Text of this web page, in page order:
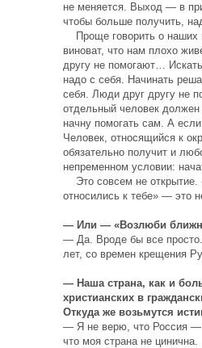
не меняется. Выход — в
чтобы больше получить,
Проще говорить о наших
виноват, что нам плохо
другу не помогают…
надо с себя. Начинать
себя. Люди друг другу не
отдельный человек
начну помогать сам. А
Человек, относящийся к
обязательно получит и
непременном условии:
Это совсем не открытие.
относились к тебе» — это
— Или — «Возлюби
— Да. Вроде бы все
лет, со времен крещения
— Наша страна, как и
христианских в
Откуда же возьмутся
— Я не верю, что Россия —
что моя страна не